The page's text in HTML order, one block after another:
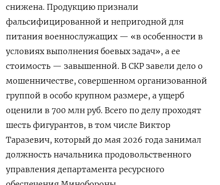
снижена. Продукцию признали
фальсифицированной и непригодной для
питания военнослужащих — «в особенности в
условиях выполнения боевых задач», а ее
стоимость — завышенной. В СКР завели дело о
мошенничестве, совершенном организованной
группой в особо крупном размере, а ущерб
оценили в 700 млн руб. Всего по делу проходят
шесть фигурантов, в том числе Виктор
Таразевич, который до мая 2026 года занимал
должность начальника продовольственного
управления департамента ресурсного